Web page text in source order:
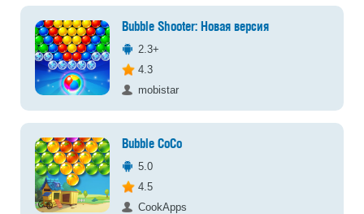
Bubble Shooter: Новая версия
2.3+
4.3
mobistar
Bubble CoCo
5.0
4.5
CookApps